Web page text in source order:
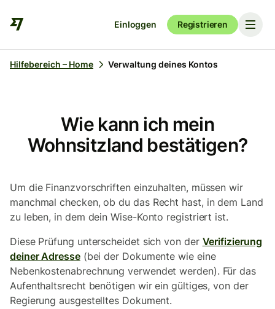
Einloggen Registrieren
Hilfebereich – Home Verwaltung deines Kontos
Wie kann ich mein
Wohnsitzland bestätigen?
Um die Finanzvorschriften einzuhalten, müssen wir
manchmal checken, ob du das Recht hast, in dem Land
zu leben, in dem dein Wise-Konto registriert ist.
Diese Prüfung unterscheidet sich von der Verifizierung
deiner Adresse(bei der Dokumente wie eine
Nebenkostenabrechnung verwendet werden). Für das
Aufenthaltsrecht benötigen wir ein gültiges, von der
Regierung ausgestelltes Dokument.